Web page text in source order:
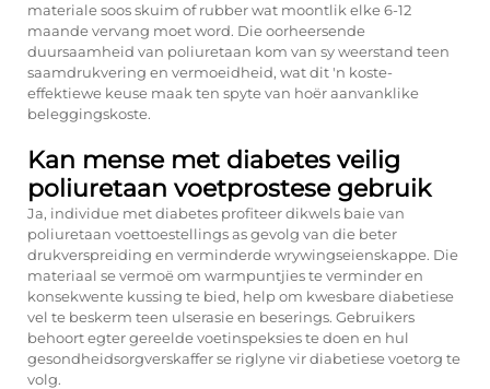
materiale soos skuim of rubber wat moontlik elke 6-12
maande vervang moet word. Die oorheersende
duursaamheid van poliuretaan kom van sy weerstand teen
saamdrukvering en vermoeidheid, wat dit 'n koste-
effektiewe keuse maak ten spyte van hoër aanvanklike
beleggingskoste.
Kan mense met diabetes veilig
poliuretaan voetprostese gebruik
Ja, individue met diabetes profiteer dikwels baie van
poliuretaan voettoestellings as gevolg van die beter
drukverspreiding en verminderde wrywingseienskappe. Die
materiaal se vermoë om warmpuntjies te verminder en
konsekwente kussing te bied, help om kwesbare diabetiese
vel te beskerm teen ulserasie en beserings. Gebruikers
behoort egter gereelde voetinspeksies te doen en hul
gesondheidsorgverskaffer se riglyne vir diabetiese voetorg te
volg.